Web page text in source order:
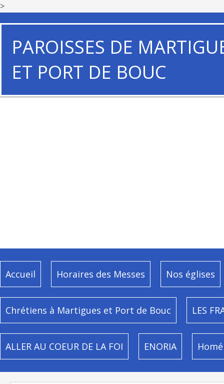
>
PAROISSES DE
ET PORT DE BOUC
Accueil Horaires des Messes Nos églises
Chrétiens à Martigues et Port de Bouc LES
ALLER AU COEUR DE LA FOI ENORIA